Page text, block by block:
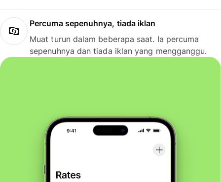
Percuma sepenuhnya, tiada iklan
Muat turun dalam beberapa saat. Ia percuma
sepenuhnya dan tiada iklan yang mengganggu.